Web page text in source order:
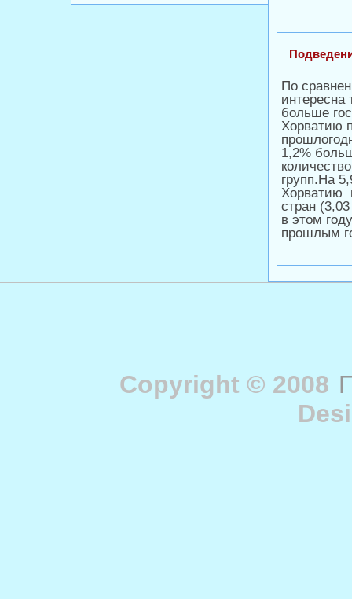
По
интересна
больше
Хорватию
1,2%
групп.На
Хорватию
стран
в этом
прошлым
Copyright © 2008